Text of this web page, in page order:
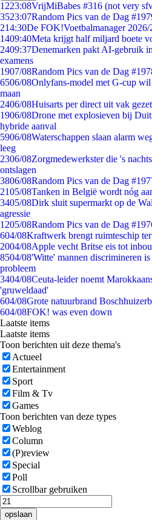
1223:08VrijMiBabes #316 (not very
3523:07Random Pics van de Dag
214:30De FOK!Voetbalmanager 2026/
1409:40Meta krijgt half miljard boete
2409:37Denemarken pakt AI-gebruik
examens
1907/08Random Pics van de Dag
6506/08Onlyfans-model met G-cup
maan
2406/08Huisarts per direct uit vak
1906/08Drone met explosieven bij
hybride aanval
5906/08Waterschappen slaan alarm
leeg
2306/08Zorgmedewerkster die 's
ontslagen
3806/08Random Pics van de Dag
2105/08Tanken in België wordt nóg
3405/08Dirk sluit supermarkt op de
agressie
1205/08Random Pics van de Dag
604/08Kraftwerk brengt ruimteschip
2004/08Apple vecht Britse eis tot
8504/08'Witte' mannen discrimineren
probleem
3404/08Ceuta-leider noemt
'gruweldaad'
604/08Grote natuurbrand
604/08FOK! was even down
Laatste items
Laatste items
Toon berichten uit deze thema's
Actueel
Entertainment
Sport
Film & Tv
Games
Toon berichten van deze types
Weblog
Column
(P)review
Special
Poll
Scrollbar gebruiken
opslaan